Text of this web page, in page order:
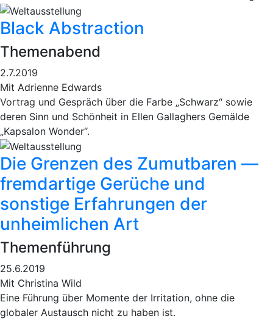
Black Abstraction
Themenabend
2.7.2019
Mit Adrienne Edwards
Vortrag und Gespräch über die Farbe „Schwarz“ sowie
deren Sinn und Schönheit in Ellen Gallaghers Gemälde
„Kapsalon Wonder“.
Die Grenzen des Zumutbaren —
fremdartige Gerüche und
sonstige Erfahrungen der
unheimlichen Art
Themenführung
25.6.2019
Mit Christina Wild
Eine Führung über Momente der Irritation, ohne die
globaler Austausch nicht zu haben ist.